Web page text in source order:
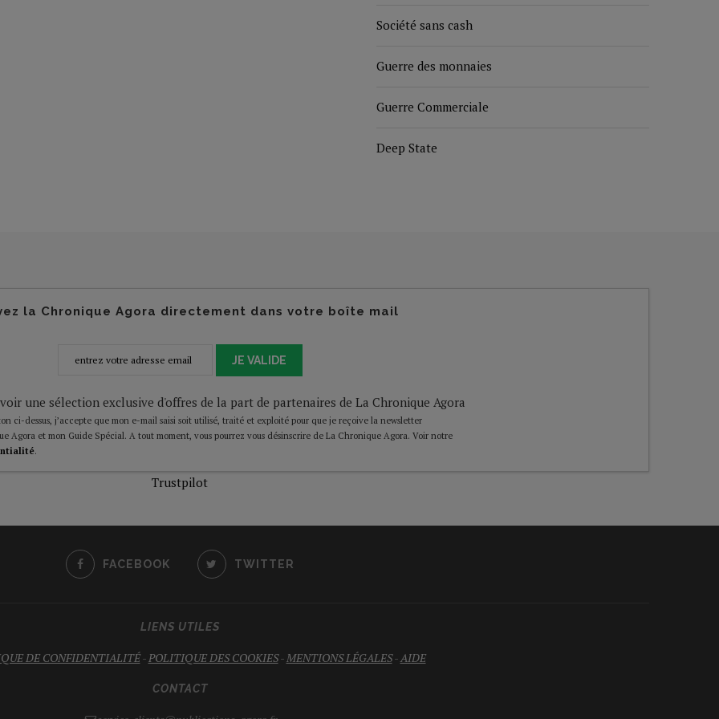
Société sans cash
Guerre des monnaies
Guerre Commerciale
Deep State
la Chronique Agora directement dans votre boîte mail
JE VALIDE
une sélection exclusive d'offres de la part de partenaires de La Chronique Agora
ci-dessus, j’accepte que mon e-mail saisi soit utilisé, traité et exploité pour que je reçoive la newsletter
Agora et mon Guide Spécial. A tout moment, vous pourrez vous désinscrire de La Chronique Agora. Voir notre
.
Trustpilot
FACEBOOK TWITTER
LIENS UTILES
DE CONFIDENTIALITÉ-POLITIQUE DES COOKIES-MENTIONS LÉGALES-AIDE
CONTACT